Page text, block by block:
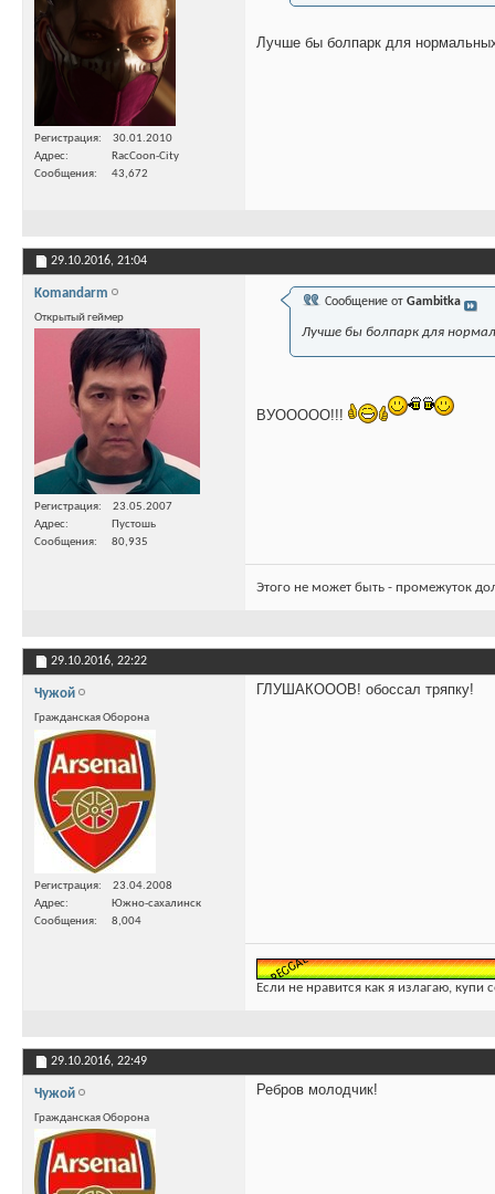
Регистрация
30.01.2010
Адрес
RacCoon-City
Сообщения
43,672
Лучше бы болпарк для
29.10.2016, 21:04
Komandarm
Открытый геймер
Регистрация
23.05.2007
Адрес
Пустошь
Сообщения
80,935
Сообщение от Gambitka
Лучше бы болпарк для
ВУООООО!!!
Этого не может быть - промежуток
29.10.2016, 22:22
Чужой
Гражданская Оборона
Регистрация
23.04.2008
Адрес
Южно-сахалинск
Сообщения
8,004
ГЛУШАКОООВ! обоссал тряпку!
Если не нравится как я излагаю, купи
29.10.2016, 22:49
Чужой
Гражданская Оборона
Ребров молодчик!